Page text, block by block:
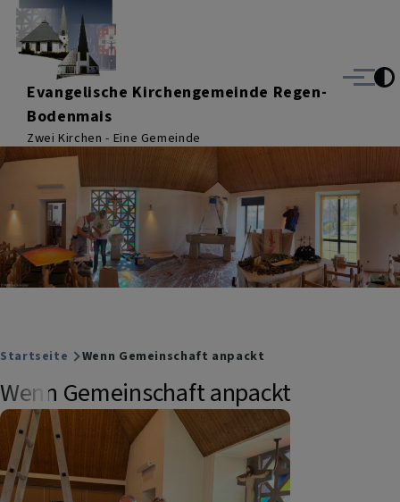
Direkt zum Inhalt
Evangelische Kirchengemeinde Regen-
Bodenmais
Zwei Kirchen - Eine Gemeinde
Menü
Breadcrumb
Startseite Wenn Gemeinschaft anpackt
Wenn Gemeinschaft anpackt